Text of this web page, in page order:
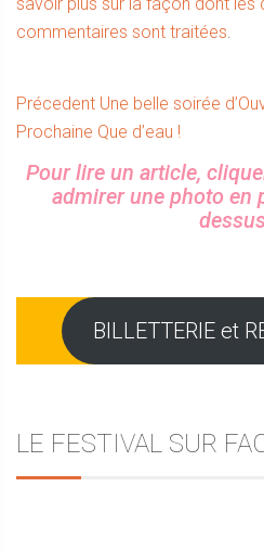
commentaires sont traitées
Navigation
de
l’article
Précedent Article
précédent :
Une belle soirée
Prochaine Article
Que d’eau !
Sidebar
Pour lire un article,
admirer une photo en
BILLETTERIE et
LE FESTIVAL SUR